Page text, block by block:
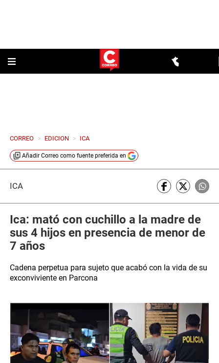
CORREO > EDICION > ICA
Añadir Correo como fuente preferida en
ICA
Ica: mató con cuchillo a la madre de
sus 4 hijos en presencia de menor de
7 años
Cadena perpetua para sujeto que acabó con la vida de su
exconviviente en Parcona